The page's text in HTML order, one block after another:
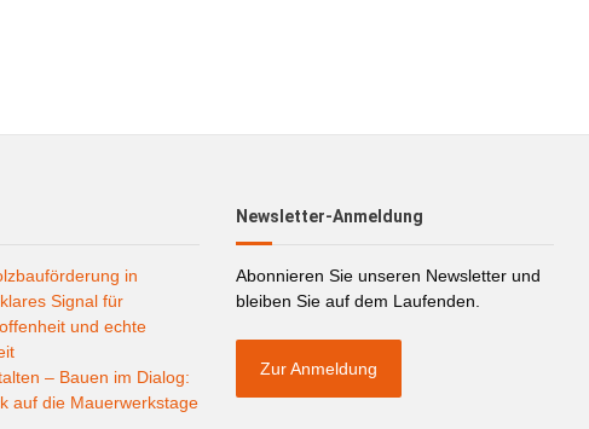
in
Signal für
und echte
– Bauen im Dialog:
auf die Mauerwerkstage
Newsletter-Anmeldung
Abonnieren Sie unseren Newsletter und
bleiben Sie auf dem Laufenden.
Zur Anmeldung